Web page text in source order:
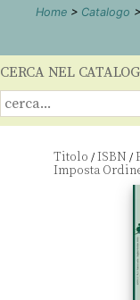
Home > Catalogo >
CERCA NEL
Titolo /ISBN /